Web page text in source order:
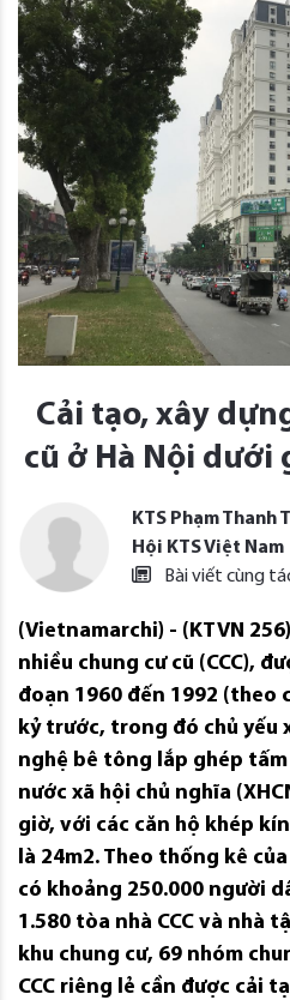
Cải tạo, xây
cũ ở Hà Nội dưới
KTS Phạm Thanh
Hội KTS Việt Nam
Bài viết cùng
(Vietnamarchi) - (KTVN
nhiều chung cư cũ (CCC),
đoạn 1960 đến 1992 (theo
kỷ trước, trong đó chủ yếu
nghệ bê tông lắp ghép
nước xã hội chủ nghĩa
giờ, với các căn hộ khép
là 24m2. Theo thống kê
có khoảng 250.000 người
1.580 tòa nhà CCC và nhà
khu chung cư, 69 nhóm
CCC riêng lẻ cần được cải